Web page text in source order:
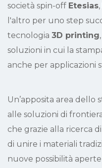
società spin-off Etesias,
l'altro per uno step
tecnologia 3D printing
soluzioni in cui la
anche per applicazioni
Un’apposita area dello
alle soluzioni di
che grazie alla ricerca di
di unire i materiali
nuove possibilità